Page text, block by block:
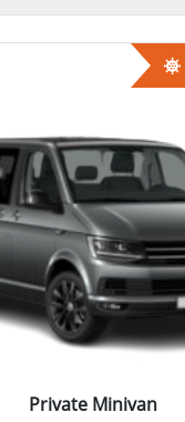
Private Minivan